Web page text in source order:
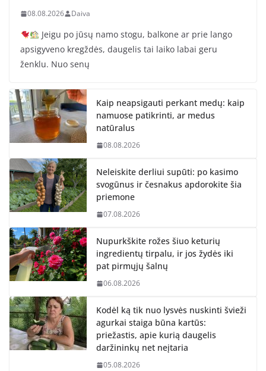
08.08.2026 Daiva
Jeigu po jūsų namo stogu, balkone ar prie lango
apsigyveno kregždės, daugelis tai laiko labai geru
ženklu. Nuo senų
Kaip neapsigauti perkant medų: kaip
namuose patikrinti, ar medus
natūralus
08.08.2026
Neleiskite derliui supūti: po kasimo
svogūnus ir česnakus apdorokite šia
priemone
07.08.2026
Nupurkškite rožes šiuo keturių
ingredientų tirpalu, ir jos žydės iki
pat pirmųjų šalnų
06.08.2026
Kodėl ką tik nuo lysvės nuskinti švieži
agurkai staiga būna kartūs:
priežastis, apie kurią daugelis
daržininkų net neįtaria
05.08.2026